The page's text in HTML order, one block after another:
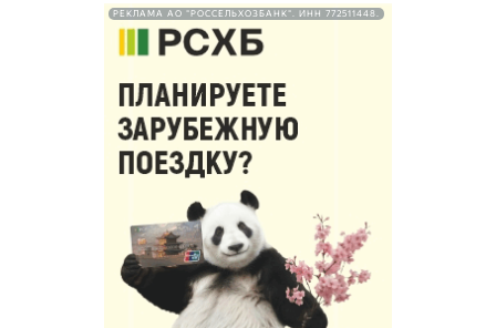
РЕКЛАМА АО "РОССЕЛЬХОЗБАНК". ИНН 772511448.